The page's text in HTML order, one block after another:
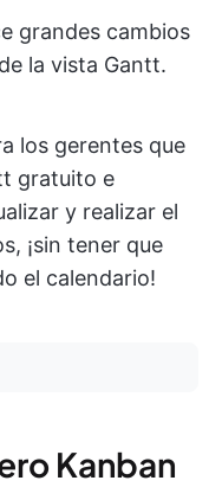
grandes cambios
la vista Gantt.
los gerentes que
gratuito e
y realizar el
¡sin tener que
el calendario!
Kanban